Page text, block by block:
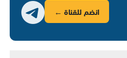
انضم للقناة ←